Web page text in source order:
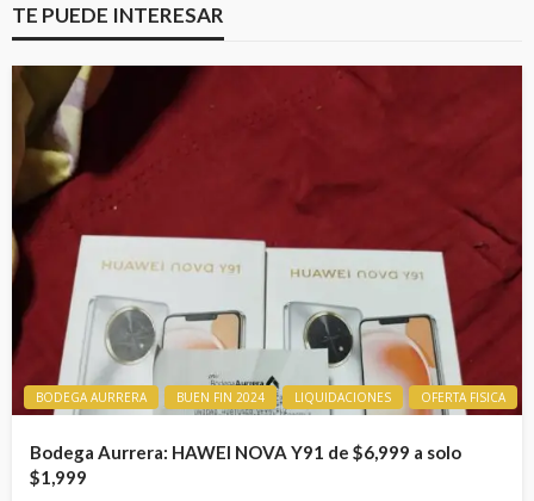
TE PUEDE INTERESAR
BODEGA AURRERA BUEN FIN 2024 LIQUIDACIONES OFERTA FISICA
Bodega Aurrera: HAWEI NOVA Y91 de $6,999 a solo
$1,999